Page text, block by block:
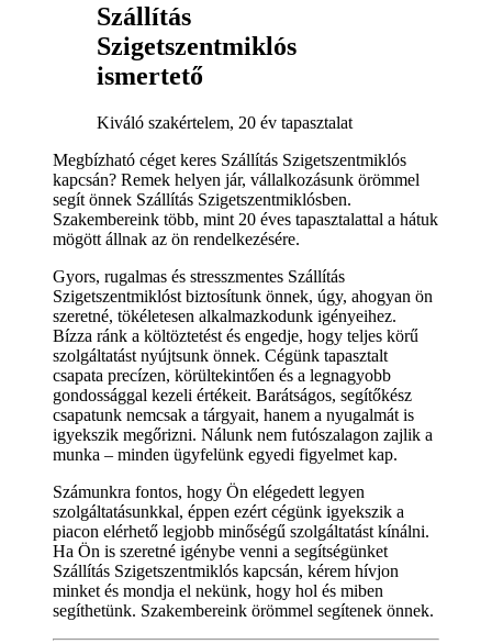
Szállítás
Szigetszentmiklós
ismertető
Kiváló szakértelem, 20 év tapasztalat
Megbízható céget keres Szállítás Szigetszentmiklós
kapcsán? Remek helyen jár, vállalkozásunk örömmel
segít önnek Szállítás Szigetszentmiklósben.
Szakembereink több, mint 20 éves tapasztalattal a hátuk
mögött állnak az ön rendelkezésére.
Gyors, rugalmas és stresszmentes Szállítás
Szigetszentmiklóst biztosítunk önnek, úgy, ahogyan ön
szeretné, tökéletesen alkalmazkodunk igényeihez.
Bízza ránk a költöztetést és engedje, hogy teljes körű
szolgáltatást nyújtsunk önnek. Cégünk tapasztalt
csapata precízen, körültekintően és a legnagyobb
gondossággal kezeli értékeit. Barátságos, segítőkész
csapatunk nemcsak a tárgyait, hanem a nyugalmát is
igyekszik megőrizni. Nálunk nem futószalagon zajlik a
munka – minden ügyfelünk egyedi figyelmet kap.
Számunkra fontos, hogy Ön elégedett legyen
szolgáltatásunkkal, éppen ezért cégünk igyekszik a
piacon elérhető legjobb minőségű szolgáltatást kínálni.
Ha Ön is szeretné igénybe venni a segítségünket
Szállítás Szigetszentmiklós kapcsán, kérem hívjon
minket és mondja el nekünk, hogy hol és miben
segíthetünk. Szakembereink örömmel segítenek önnek.